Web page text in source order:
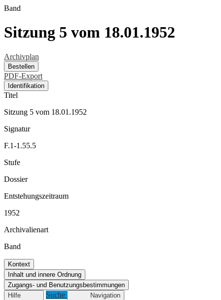
Band
Sitzung 5 vom 18.01.1952
Archivplan
Bestellen
PDF-Export
Identifikation
Titel
Sitzung 5 vom 18.01.1952
Signatur
F.1-1.55.5
Stufe
Dossier
Entstehungszeitraum
1952
Archivalienart
Band
Kontext
Inhalt und innere Ordnung
Zugangs- und Benutzungsbestimmungen
Hilfe
Suche Navigation